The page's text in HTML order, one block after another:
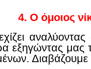
4. Ο όμοιος
εξηγώντας μας
Διαβάζουμε